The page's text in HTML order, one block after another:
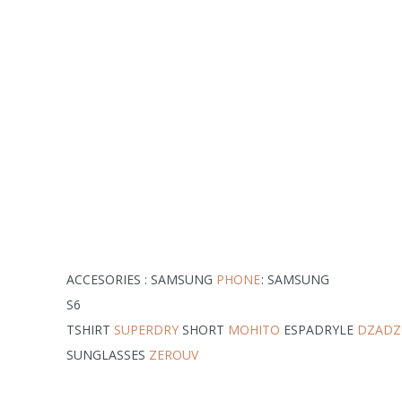
ACCESORIES : SAMSUNG PHONE: SAMSUNG
S6
TSHIRT SUPERDRY SHORT MOHITO ESPADRYLE
SUNGLASSES ZEROUV